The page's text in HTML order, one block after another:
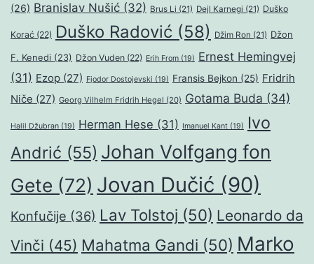
(26) Branislav Nušić (32) Brus Li (21) Dejl Karnegi (21) Duško
Korać (22) Duško Radović (58) Džim Ron (21) Džon
F. Kenedi (23) Džon Vuden (22) Erih From (19) Ernest Hemingvej
(31) Ezop (27) Fjodor Dostojevski (19) Fransis Bejkon (25) Fridrih
Niče (27) Georg Vilhelm Fridrih Hegel (20) Gotama Buda (34)
Halil Džubran (19) Herman Hese (31) Imanuel Kant (19)
Ivo
Andrić (55) Johan Volfgang fon
Gete (72) Jovan Dučić (90)
Konfučije (36) Lav Tolstoj (50) Leonardo da
Vinči (45) Mahatma Gandi (50) Marko